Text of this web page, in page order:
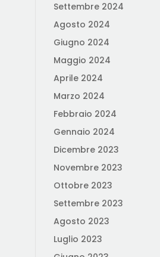
Settembre 2024
Agosto 2024
Giugno 2024
Maggio 2024
Aprile 2024
Marzo 2024
Febbraio 2024
Gennaio 2024
Dicembre 2023
Novembre 2023
Ottobre 2023
Settembre 2023
Agosto 2023
Luglio 2023